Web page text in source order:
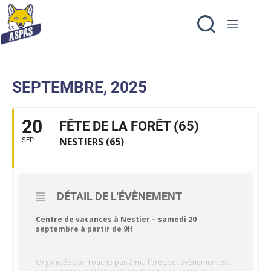
SEPTEMBRE, 2025
20
SEP
FÊTE DE LA FORÊT (65)
NESTIERS (65)
DÉTAIL DE L'ÉVÈNEMENT
Centre de vacances à Nestier – samedi 20
septembre à partir de 9H
Organisée par Touche pas à ma forêt, cet évènement est